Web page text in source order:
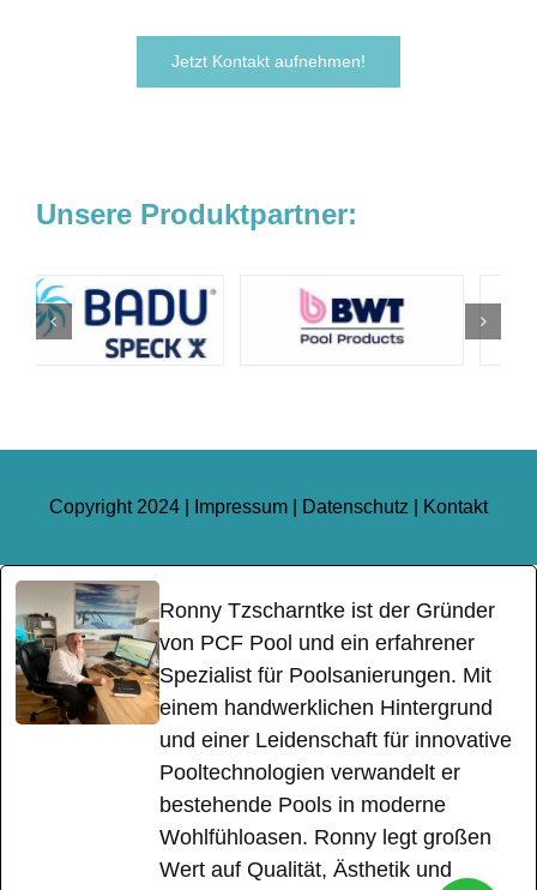
Jetzt Kontakt aufnehmen!
Unsere Produktpartner:
Copyright 2024 | Impressum Datenschutz Kontakt
Ronny Tzscharntke ist der Gründer
von PCF Pool und ein erfahrener
Spezialist für Poolsanierungen. Mit
einem handwerklichen Hintergrund
und einer Leidenschaft für innovative
Pooltechnologien verwandelt er
bestehende Pools in moderne
Wohlfühloasen. Ronny legt großen
Wert auf Qualität, Ästhetik und